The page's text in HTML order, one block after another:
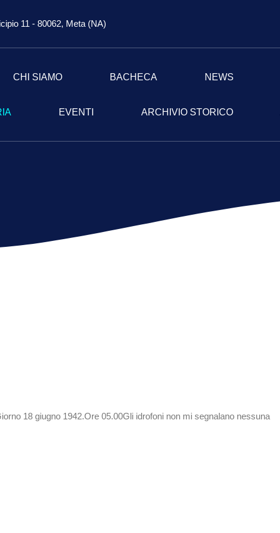
11 - 80062, Meta (NA)
CHI SIAMO BACHECA NEWS
EVENTI ARCHIVIO STORICO
giugno 1942.Ore 05.00Gli idrofoni non mi segnalano nessuna